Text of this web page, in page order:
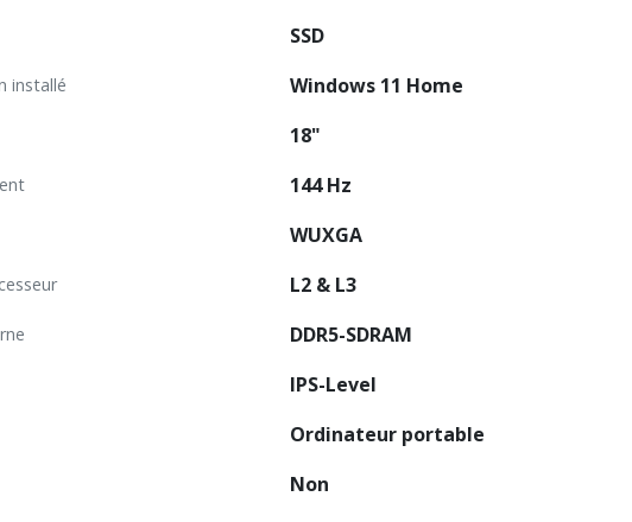
SSD
installé Windows 11 Home
18"
144 Hz
WUXGA
L2 & L3
DDR5-SDRAM
IPS-Level
Ordinateur portable
Non